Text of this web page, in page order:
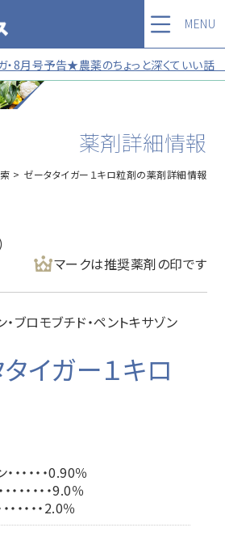
・8月号予告★農薬のちょっと深くてい
MENU
薬剤詳細情報
ゼータタイガー１キロ粒剤の薬剤詳細情報
マークは推奨薬剤の印です
ブロモブチド・ペントキサゾン
イガー１キロ
・・・・0.90％
・・・・・9.0％
・・・・2.0％